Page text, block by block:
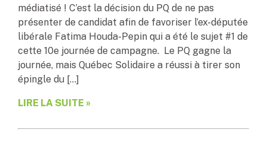
médiatisé ! C’est la décision du PQ de ne pas
présenter de candidat afin de favoriser l’ex-députée
libérale Fatima Houda-Pepin qui a été le sujet #1 de
cette 10e journée de campagne. Le PQ gagne la
journée, mais Québec Solidaire a réussi à tirer son
épingle du […]
LIRE LA SUITE »